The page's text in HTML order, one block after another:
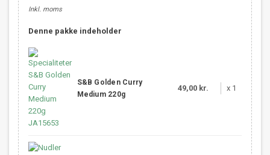
Inkl. moms
Denne pakke indeholder
S&B Golden Curry
Medium 220g
49,00 kr. x 1